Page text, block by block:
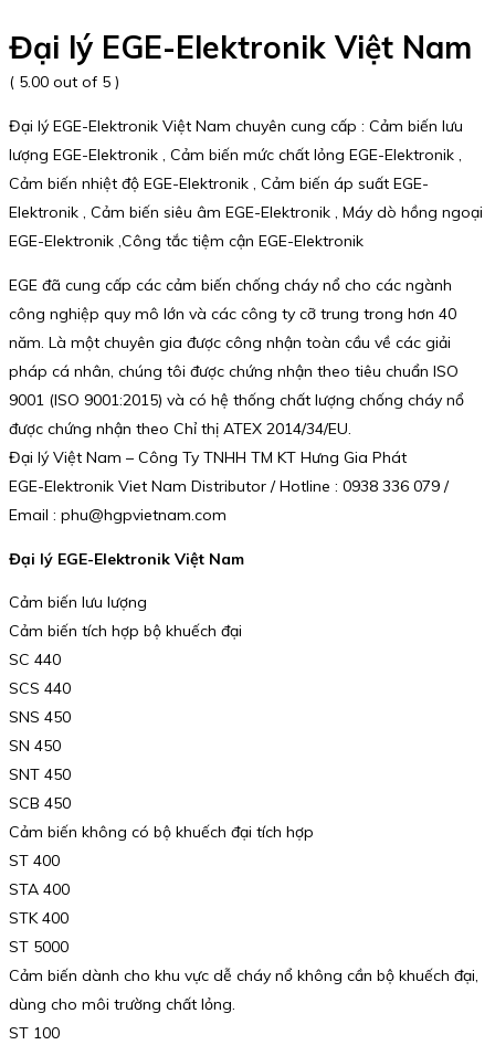
Đại lý EGE-Elektronik Việt Nam
( 5.00 out of 5 )
Đại lý EGE-Elektronik Việt Nam chuyên cung cấp : Cảm biến lưu
lượng EGE-Elektronik , Cảm biến mức chất lỏng EGE-Elektronik ,
Cảm biến nhiệt độ EGE-Elektronik , Cảm biến áp suất EGE-
Elektronik , Cảm biến siêu âm EGE-Elektronik , Máy dò hồng ngoại
EGE-Elektronik ,Công tắc tiệm cận EGE-Elektronik
EGE đã cung cấp các cảm biến chống cháy nổ cho các ngành
công nghiệp quy mô lớn và các công ty cỡ trung trong hơn 40
năm. Là một chuyên gia được công nhận toàn cầu về các giải
pháp cá nhân, chúng tôi được chứng nhận theo tiêu chuẩn ISO
9001 (ISO 9001:2015) và có hệ thống chất lượng chống cháy nổ
được chứng nhận theo Chỉ thị ATEX 2014/34/EU.
Đại lý Việt Nam – Công Ty TNHH TM KT Hưng Gia Phát
EGE-Elektronik Viet Nam Distributor / Hotline : 0938 336 079 /
Email : phu@hgpvietnam.com
Đại lý EGE-Elektronik Việt Nam
Cảm biến lưu lượng
Cảm biến tích hợp bộ khuếch đại
SC 440
SCS 440
SNS 450
SN 450
SNT 450
SCB 450
Cảm biến không có bộ khuếch đại tích hợp
ST 400
STA 400
STK 400
ST 5000
Cảm biến dành cho khu vực dễ cháy nổ không cần bộ khuếch đại,
dùng cho môi trường chất lỏng.
ST 100